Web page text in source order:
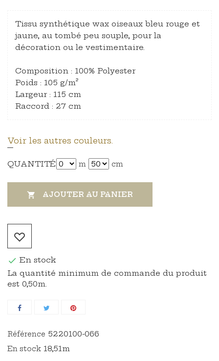
Tissu synthétique wax oiseaux bleu rouge et
jaune, au tombé peu souple, pour la
décoration ou le vestimentaire.
Composition : 100% Polyester
Poids : 105 g/m²
Largeur : 115 cm
Raccord : 27 cm
Voir les autres couleurs.
QUANTITÉ m cm
 AJOUTER AU PANIER
 En stock
La quantité minimum de commande du produit
est 0,50m.
Référence 5220100-066
En stock 18,51m